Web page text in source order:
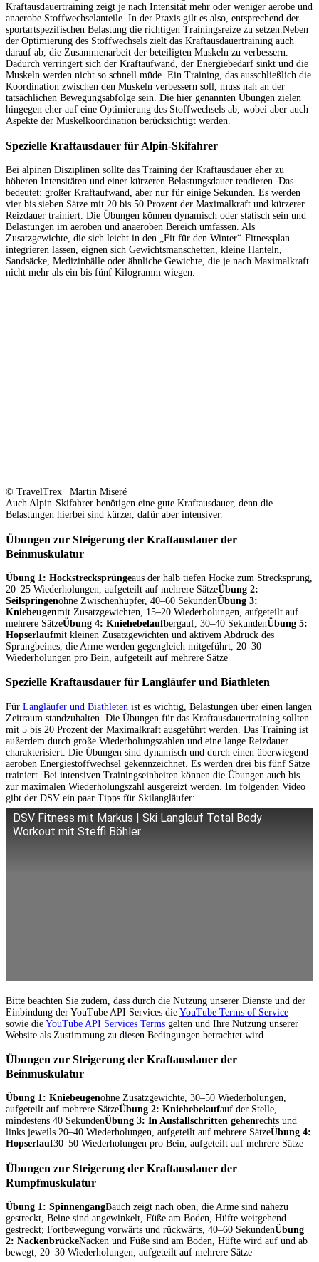
Kraftausdauertraining zeigt je nach Intensität mehr oder weniger aerobe und
anaerobe Stoffwechselanteile. In der Praxis gilt es also, entsprechend der
sportartspezifischen Belastung die richtigen Trainingsreize zu setzen.Neben
der Optimierung des Stoffwechsels zielt das Kraftausdauertraining auch
darauf ab, die Zusammenarbeit der beteiligten Muskeln zu verbessern.
Dadurch verringert sich der Kraftaufwand, der Energiebedarf sinkt und die
Muskeln werden nicht so schnell müde. Ein Training, das ausschließlich die
Koordination zwischen den Muskeln verbessern soll, muss nah an der
tatsächlichen Bewegungsabfolge sein. Die hier genannten Übungen zielen
hingegen eher auf eine Optimierung des Stoffwechsels ab, wobei aber auch
Aspekte der Muskelkoordination berücksichtigt werden.
Spezielle Kraftausdauer für Alpin-Skifahrer
Bei alpinen Disziplinen sollte das Training der Kraftausdauer eher zu
höheren Intensitäten und einer kürzeren Belastungsdauer tendieren. Das
bedeutet: großer Kraftaufwand, aber nur für einige Sekunden. Es werden
vier bis sieben Sätze mit 20 bis 50 Prozent der Maximalkraft und kürzerer
Reizdauer trainiert. Die Übungen können dynamisch oder statisch sein und
Belastungen im aeroben und anaeroben Bereich umfassen. Als
Zusatzgewichte, die sich leicht in den „Fit für den Winter“-Fitnessplan
integrieren lassen, eignen sich Gewichtsmanschetten, kleine Hanteln,
Sandsäcke, Medizinbälle oder ähnliche Gewichte, die je nach Maximalkraft
nicht mehr als ein bis fünf Kilogramm wiegen.
© TravelTrex | Martin Miseré
Auch Alpin-Skifahrer benötigen eine gute Kraftausdauer, denn die
Belastungen hierbei sind kürzer, dafür aber intensiver.
Übungen zur Steigerung der Kraftausdauer der
Beinmuskulatur
Übung 1: Hockstrecksprüngeaus der halb tiefen Hocke zum Strecksprung,
20–25 Wiederholungen, aufgeteilt auf mehrere SätzeÜbung 2:
Seilspringenohne Zwischenhüpfer, 40–60 SekundenÜbung 3:
Kniebeugenmit Zusatzgewichten, 15–20 Wiederholungen, aufgeteilt auf
mehrere SätzeÜbung 4: Kniehebelaufbergauf, 30–40 SekundenÜbung 5:
Hopserlaufmit kleinen Zusatzgewichten und aktivem Abdruck des
Sprungbeines, die Arme werden gegengleich mitgeführt, 20–30
Wiederholungen pro Bein, aufgeteilt auf mehrere Sätze
Spezielle Kraftausdauer für Langläufer und Biathleten
Für Langläufer und Biathleten ist es wichtig, Belastungen über einen langen
Zeitraum standzuhalten. Die Übungen für das Kraftausdauertraining sollten
mit 5 bis 20 Prozent der Maximalkraft ausgeführt werden. Das Training ist
außerdem durch große Wiederholungszahlen und eine lange Reizdauer
charakterisiert. Die Übungen sind dynamisch und durch einen überwiegend
aeroben Energiestoffwechsel gekennzeichnet. Es werden drei bis fünf Sätze
trainiert. Bei intensiven Trainingseinheiten können die Übungen auch bis
zur maximalen Wiederholungszahl ausgereizt werden. Im folgenden Video
gibt der DSV ein paar Tipps für Skilangläufer:
DSV Fitness mit Markus | Ski Langlauf Total Body
Workout mit Steffi Böhler
Bitte beachten Sie zudem, dass durch die Nutzung unserer Dienste und der
Einbindung der YouTube API Services die YouTube Terms of Service
sowie die YouTube API Services Terms gelten und Ihre Nutzung unserer
Website als Zustimmung zu diesen Bedingungen betrachtet wird.
Übungen zur Steigerung der Kraftausdauer der
Beinmuskulatur
Übung 1: Kniebeugenohne Zusatzgewichte, 30–50 Wiederholungen,
aufgeteilt auf mehrere SätzeÜbung 2: Kniehebelaufauf der Stelle,
mindestens 40 SekundenÜbung 3: In Ausfallschritten gehenrechts und
links jeweils 20–40 Wiederholungen, aufgeteilt auf mehrere SätzeÜbung 4:
Hopserlauf30–50 Wiederholungen pro Bein, aufgeteilt auf mehrere Sätze
Übungen zur Steigerung der Kraftausdauer der
Rumpfmuskulatur
Übung 1: SpinnengangBauch zeigt nach oben, die Arme sind nahezu
gestreckt, Beine sind angewinkelt, Füße am Boden, Hüfte weitgehend
gestreckt; Fortbewegung vorwärts und rückwärts, 40–60 SekundenÜbung
2: NackenbrückeNacken und Füße sind am Boden, Hüfte wird auf und ab
bewegt; 20–30 Wiederholungen; aufgeteilt auf mehrere Sätze